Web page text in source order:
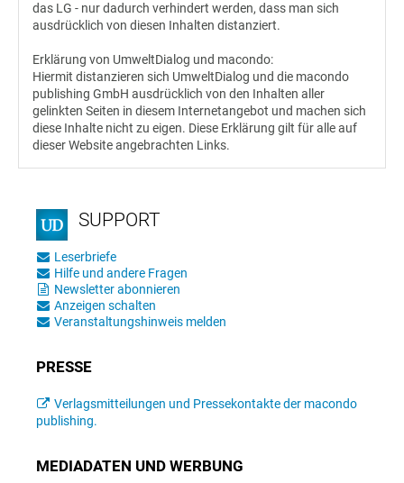
das LG - nur dadurch verhindert werden, dass man sich
ausdrücklich von diesen Inhalten distanziert.
Erklärung von UmweltDialog und macondo:
Hiermit distanzieren sich UmweltDialog und die macondo
publishing GmbH ausdrücklich von den Inhalten aller
gelinkten Seiten in diesem Internetangebot und machen sich
diese Inhalte nicht zu eigen. Diese Erklärung gilt für alle auf
dieser Website angebrachten Links.
SUPPORT
Leserbriefe
Hilfe und andere Fragen
Newsletter abonnieren
Anzeigen schalten
Veranstaltungshinweis melden
PRESSE
Verlagsmitteilungen und Pressekontakte der macondo
publishing.
MEDIADATEN UND WERBUNG